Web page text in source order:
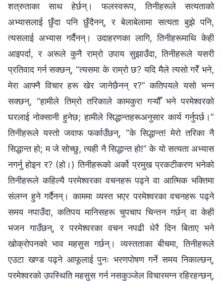
शत्रुताका साथ हेर्छन्। फलस्वरूप, तिनीहरूले सत्यताको
अभ्यासलाई छुँदा पनि छुँदैनन्, र बेलाबेलामा सत्यता बुझे पनि,
त्यसलाई अभ्यास गर्दैनन्। उदाहरणका लागि, तिनीहरूमाथि केही
आइपर्दा, र अरूले कुनै राम्रो उपाय सुझाउँदा, तिनीहरूले यसरी
प्रतिवाद गर्न सक्छन्, “त्यसमा के राम्रो छ? यदि मैले त्यसो गरेँ भने,
मेरा आफ्नै विचार हरू खेर जानेछैनन् र?” कतिपयले यसो भन्न
सक्छन्, “हामीले तिम्रो तरिकाले कामकुरा गऱ्यौँ भने परमेश्वरको
घरलाई नोक्सानी हुनेछ; हामीले सिद्धान्तहरूअनुसार कार्य गर्नुपर्छ।”
तिनीहरूले यस्तो जवाफ फर्काउँछन्, “के सिद्धान्त! मेरो तरिका नै
सिद्धान्त हो; म जे सोच्छु, त्यही नै सिद्धान्त हो!” के यो सत्यता अभ्यास
नगर्नु होइन र? (हो।) तिनीहरूको अर्को प्रमुख प्रकटीकरण भनेको
तिनीहरूले कहिल्यै परमेश्वरका वचनहरू पढ्ने वा आत्मिक भक्तिमा
संलग्न हुने गर्दैनन्। काममा व्यस्त भएर परमेश्वरका वचनहरू पढ्ने
समय नपाउँदा, कतिपय मानिसहरू चुपचाप चिन्तन गर्छन् वा केही
भजन गाउँछन्, र परमेश्वरका वचन नपढी धेरै दिन बिताए भने
खोक्रोपनको भाव महसुस गर्छन्। व्यस्तताका बीचमा, तिनीहरूले
एउटा खण्ड पढ्ने आफूलाई पुनः भरणपोषण गर्ने समय निकाल्छन्,
परमेश्वरको उपस्थिति महसुस गर्न नसकुञ्जेल विचारमग्न रहिरहन्छन्,